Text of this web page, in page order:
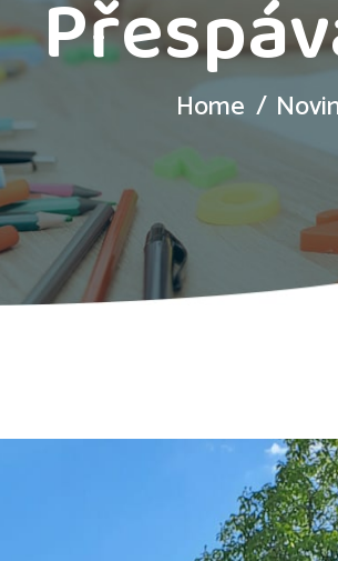
Home